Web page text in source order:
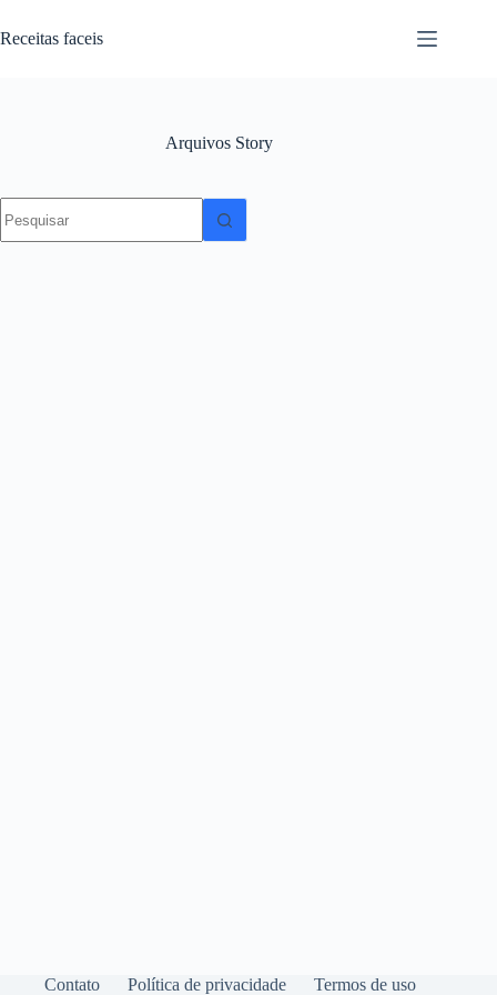
para
o
Receitas faceis
ArquivosStory
resultados
Contato Política de privacidade Termos de uso